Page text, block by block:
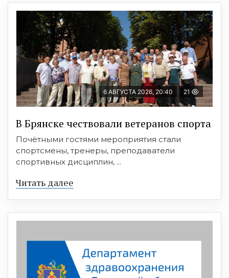
6 АВГУСТА 2026, 20:40 21
В Брянске чествовали ветеранов спорта
Почётными гостями мероприятия стали
спортсмены, тренеры, преподаватели
спортивных дисциплин, ...
Читать далее